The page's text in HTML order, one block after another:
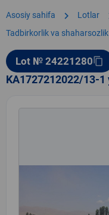
Asosiy sahifa chevron_right Lotlar
Tadbirkorlik va
Lot № 24221280content_copy
KA1727212022/13-